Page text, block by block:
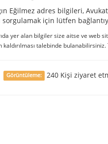
Eğilmez adres bilgileri,
için lütfen
yer alan bilgiler size aitse ve web
kaldırılması talebinde
Görüntüleme: 240 Kişi ziyaret